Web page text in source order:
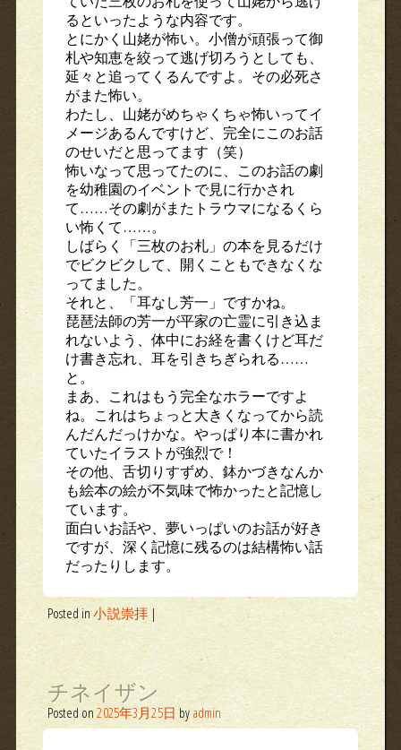
るといったような内容です。
とにかく山姥が怖い。小僧が頑張って御
札や知恵を絞って逃げ切ろうとしても、
延々と追ってくるんですよ。その必死さ
がまた怖い。
わたし、山姥がめちゃくちゃ怖いってイ
メージあるんですけど、完全にこのお話
のせいだと思ってます（笑）
怖いなって思ってたのに、このお話の劇
を幼稚園のイベントで見に行かされ
て……その劇がまたトラウマになるくら
い怖くて……。
しばらく「三枚のお札」の本を見るだけ
でビクビクして、開くこともできなくな
ってました。
それと、「耳なし芳一」ですかね。
琵琶法師の芳一が平家の亡霊に引き込ま
れないよう、体中にお経を書くけど耳だ
け書き忘れ、耳を引きちぎられる……
と。
まあ、これはもう完全なホラーですよ
ね。これはちょっと大きくなってから読
んだんだっけかな。やっぱり本に書かれ
ていたイラストが強烈で！
その他、舌切りすずめ、鉢かづきなんか
も絵本の絵が不気味で怖かったと記憶し
ています。
面白いお話や、夢いっぱいのお話が好き
ですが、深く記憶に残るのは結構怖い話
だったりします。
Posted in小説崇拝 |
チネイザン
Posted on2025年3月25日 byadmin